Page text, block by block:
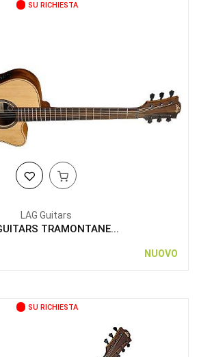
SU RICHIESTA
LAG Guitars
TRAMONTANE...
NUOVO
SU RICHIESTA